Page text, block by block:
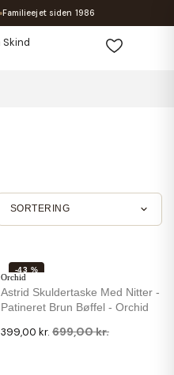
Familieejet siden 1986
SORTERING
Orchid
Astrid Skuldertaske Med Nitter -
Patineret Brun Bøffel - Orchid
399,00 kr. 699,00 kr.
-43 %